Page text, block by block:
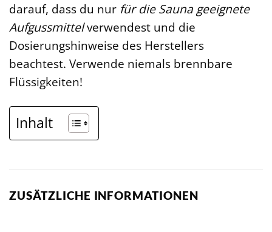
darauf, dass du nur für die Sauna geeignete
Aufgussmittelverwendest und die
Dosierungshinweise des Herstellers
beachtest. Verwende niemals brennbare
Flüssigkeiten!
Inhalt
ZUSÄTZLICHE INFORMATIONEN